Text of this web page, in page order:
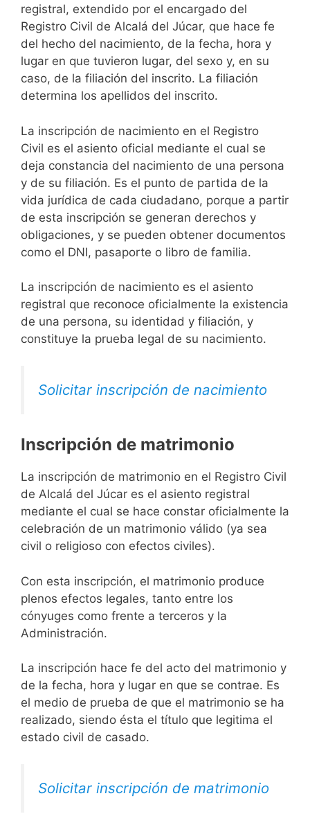
registral, extendido por el encargado del
Registro Civil de Alcalá del Júcar, que hace fe
del hecho del nacimiento, de la fecha, hora y
lugar en que tuvieron lugar, del sexo y, en su
caso, de la filiación del inscrito. La filiación
determina los apellidos del inscrito.
La inscripción de nacimiento en el Registro
Civil es el asiento oficial mediante el cual se
deja constancia del nacimiento de una persona
y de su filiación. Es el punto de partida de la
vida jurídica de cada ciudadano, porque a partir
de esta inscripción se generan derechos y
obligaciones, y se pueden obtener documentos
como el DNI, pasaporte o libro de familia.
La inscripción de nacimiento es el asiento
registral que reconoce oficialmente la existencia
de una persona, su identidad y filiación, y
constituye la prueba legal de su nacimiento.
Solicitar inscripción de nacimiento
Inscripción de matrimonio
La inscripción de matrimonio en el Registro Civil
de Alcalá del Júcar es el asiento registral
mediante el cual se hace constar oficialmente la
celebración de un matrimonio válido (ya sea
civil o religioso con efectos civiles).
Con esta inscripción, el matrimonio produce
plenos efectos legales, tanto entre los
cónyuges como frente a terceros y la
Administración.
La inscripción hace fe del acto del matrimonio y
de la fecha, hora y lugar en que se contrae. Es
el medio de prueba de que el matrimonio se ha
realizado, siendo ésta el título que legitima el
estado civil de casado.
Solicitar inscripción de matrimonio